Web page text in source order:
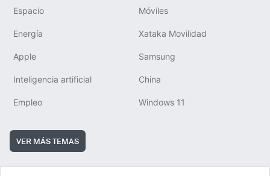
Espacio Móviles
Energía Xataka Movilidad
Apple Samsung
Inteligencia artificial China
Empleo Windows 11
VER MÁS TEMAS